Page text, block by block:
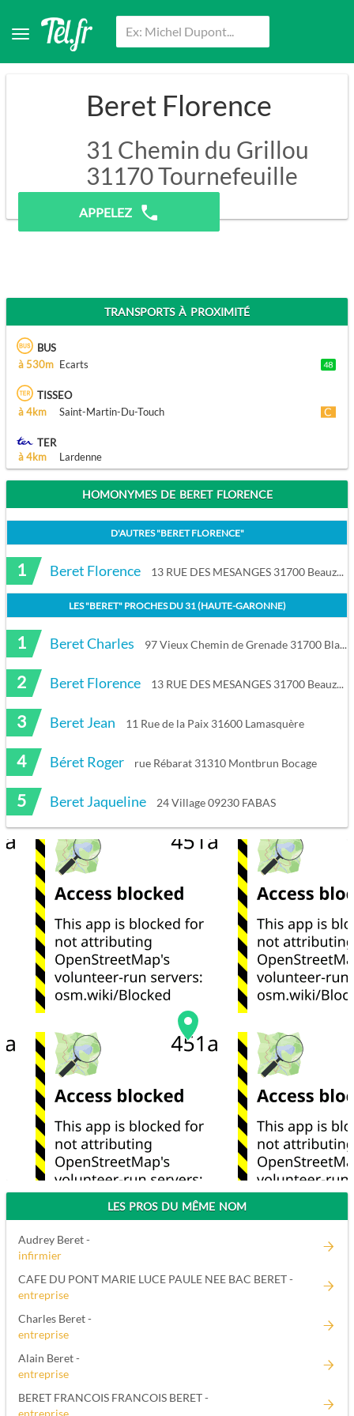
Beret Florence
31 Chemin du Grillou
31170Tournefeuille
Pas de prospection.
APPELEZ
TRANSPORTS À PROXIMITÉ
BUS
à 530m Ecarts
TISSEO
à 4km
Saint-Martin-Du-Touch
TER
à 4km
Lardenne
HOMONYMES DE BERET FLORENCE
D'AUTRES "BERET FLORENCE"
1 Beret Florence 13 RUE DES MESANGES 31700 Beauzelle
LES "BERET" PROCHES DU31 (HAUTE-GARONNE)
1 Beret Charles 97 Vieux Chemin de Grenade 31700 Blagnac
2 Beret Florence 13 RUE DES MESANGES 31700 Beauzelle
3 Beret Jean 11 Rue de la Paix 31600 Lamasquère
4 Béret Roger rue Rébarat 31310 Montbrun Bocage
5 Beret Jaqueline 24 Village 09230 FABAS
LES PROS DU MÊME NOM
Audrey Beret -
infirmier
CAFE DU PONT MARIE LUCE PAULE NEE BAC BERET -
entreprise
Charles Beret -
entreprise
Alain Beret -
entreprise
BERET FRANCOIS FRANCOIS BERET -